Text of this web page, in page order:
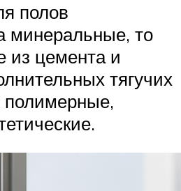
полов
минеральные, то
из цемента и
тягучих
полимерные,